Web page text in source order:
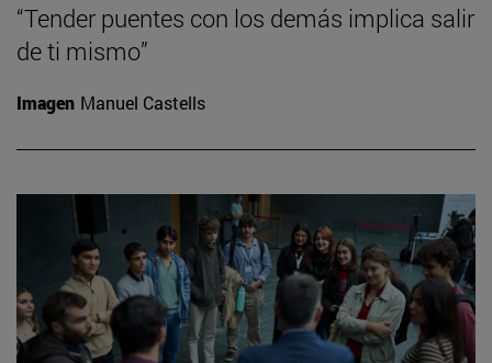
“Tender puentes con los demás implica salir
de ti mismo”
Imagen Manuel Castells